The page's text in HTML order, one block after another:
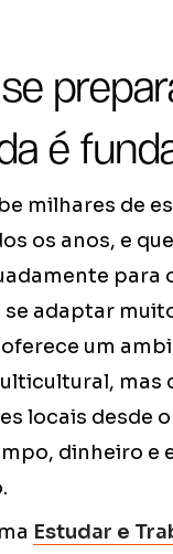
é
milhares de
os anos, e
para
se adaptar
um
mas
locais desde
dinheiro e
Estudar e